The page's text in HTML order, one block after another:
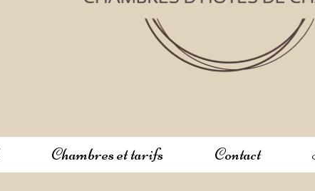
Chambres et tarifs Contact